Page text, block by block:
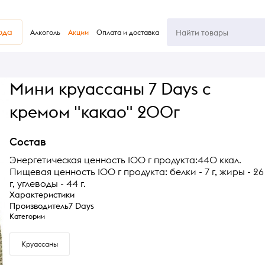
Алкоголь Акции Оплата и доставка
Мини круассаны 7 Days с
кремом "какао" 200г
Состав
Энергетическая ценность 100 г продукта:440 ккал.
Пищевая ценность 100 г продукта: белки - 7 г, жиры - 26
г, углеводы - 44 г.
Характеристики
Производитель7 Days
Категории
Круассаны